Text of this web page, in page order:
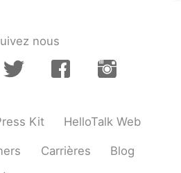
グラマたちは悩んでるよな
ですね😊✨
ス 2020.04.06 02:15
nous
Kit HelloTalk Web
Carrières Blog